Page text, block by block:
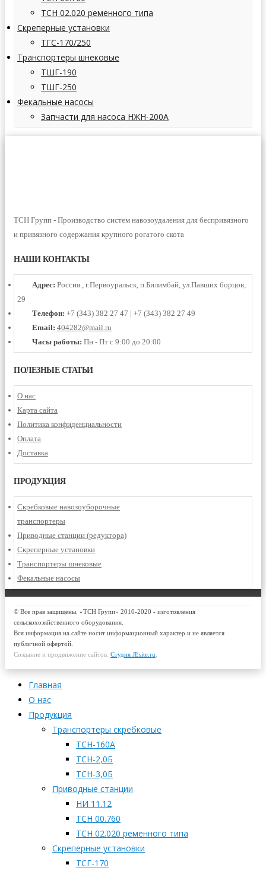
ТСН 02.020 ременного типа
Скреперные установки
ТГС-170/250
Транспортеры шнековые
ТШГ-190
ТШГ-250
Фекальные насосы
Запчасти для насоса НЖН-200А
ТСН Групп - Производство систем навозоудаления для беспривязного
и привязного содержания крупного рогатого скота
НАШИ КОНТАКТЫ
Адрес: Россия., г.Первоуральск, п.Билимбай, ул.Павших борцов,
29
Телефон: +7 (343) 382 27 47 | +7 (343) 382 27 49
Email: 404282@mail.ru
Часы работы: Пн - Пт с 9:00 до 20:00
ПОЛЕЗНЫЕ СТАТЬИ
О нас
Карта сайта
Политика конфиденциальности
Оплата
Доставка
ПРОДУКЦИЯ
Скребковые навозоуборочные
транспортеры
Приводные станции (редуктора)
Скреперные установки
Транспортеры шнековые
Фекальные насосы
© Все прав защищены. «ТСН Групп» 2010-2020 - изготовления
сельскохозяйственного оборудования.
Вся информация на сайте носит информационный характер и не является
публичной офертой.
Создание и продвижение сайтов. Студия JEsite.ru
Главная
О нас
Продукция
Транспортеры скребковые
ТСН-160А
ТСН-2,0Б
ТСН-3,0Б
Приводные станции
НИ 11.12
ТСН 00.760
ТСН 02.020 ременного типа
Скреперные установки
ТСГ-170